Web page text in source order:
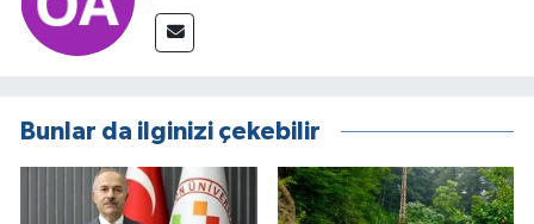
Bunlar da ilginizi çekebilir